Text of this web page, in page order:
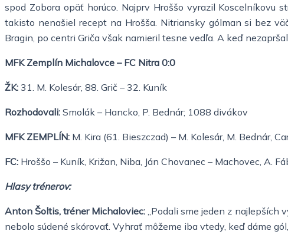
spod Zobora opäť horúco. Najprv Hroššo vyrazil
takisto nenašiel recept na Hrošša. Nitriansky gólman si bez
Bragin, po centri Griča však namieril tesne vedľa. A keď
MFK Zemplín Michalovce – FC Nitra 0:0
ŽK: 31. M. Kolesár, 88. Grič – 32. Kuník
Rozhodovali: Smolák – Hancko, P. Bednár; 1088 divákov
MFK ZEMPLÍN: M. Kira (61. Bieszczad) – M. Kolesár, M. Bednár,
FC: Hroššo – Kuník, Križan, Niba, Ján Chovanec – Machovec, A.
Hlasy trénerov:
Anton Šoltis, tréner Michaloviec: „Podali sme jeden z
nebolo súdené skórovať. Vyhrať môžeme iba vtedy, keď dáme